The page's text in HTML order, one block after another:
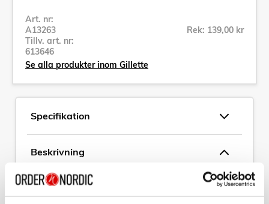
Art. nr:
A13263
Tillv. art. nr:
613646
Rek: 139,00 kr
Se alla produkter inom Gillette
Specifikation
Beskrivning
Art. nr:A13263
Tillv. art. nr:613646